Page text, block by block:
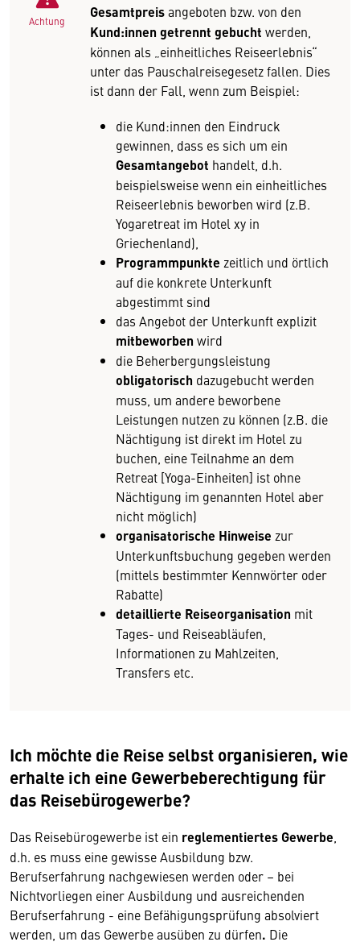
Achtung
Gesamtpreisangeboten bzw. von den
Kund:innen getrennt gebucht werden,
können als „einheitliches Reiseerlebnis“
unter das Pauschalreisegesetz fallen. Dies
ist dann der Fall, wenn zum Beispiel:
die Kund:innen den Eindruck
gewinnen, dass es sich um ein
Gesamtangebot handelt, d.h.
beispielsweise wenn ein einheitliches
Reiseerlebnis beworben wird (z.B.
Yogaretreat im Hotel xy in
Griechenland),
Programmpunkte zeitlich und örtlich
auf die konkrete Unterkunft
abgestimmt sind
das Angebot der Unterkunft explizit
mitbeworben wird
die Beherbergungsleistung
obligatorisch dazugebucht werden
muss, um andere beworbene
Leistungen nutzen zu können (z.B. die
Nächtigung ist direkt im Hotel zu
buchen, eine Teilnahme an dem
Retreat [Yoga-Einheiten] ist ohne
Nächtigung im genannten Hotel aber
nicht möglich)
organisatorische Hinweise zur
Unterkunftsbuchung gegeben werden
(mittels bestimmter Kennwörter oder
Rabatte)
detaillierte Reiseorganisation mit
Tages- und Reiseabläufen,
Informationen zu Mahlzeiten,
Transfers etc.
Ich möchte die Reise selbst organisieren, wie
erhalte ich eine Gewerbeberechtigung für
das Reisebürogewerbe?
Das Reisebürogewerbe ist ein reglementiertes Gewerbe
d.h. es muss eine gewisse Ausbildung bzw.
Berufserfahrung nachgewiesen werden oder – bei
Nichtvorliegen einer Ausbildung und ausreichenden
Berufserfahrung - eine Befähigungsprüfung absolviert
werden, um das Gewerbe ausüben zu dürfen. Die